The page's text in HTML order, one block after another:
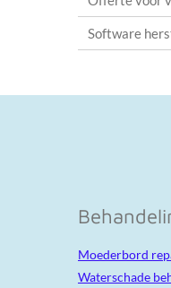
Software
Moederbord
Waterschade